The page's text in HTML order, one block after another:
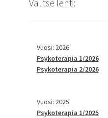
Valitse lehti:
Vuosi: 2026
Psykoterapia 1/2026
Psykoterapia 2/2026
Vuosi: 2025
Psykoterapia 1/2025